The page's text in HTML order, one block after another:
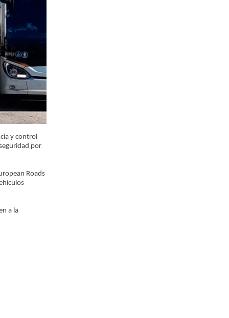
y control
por
Roads
a la